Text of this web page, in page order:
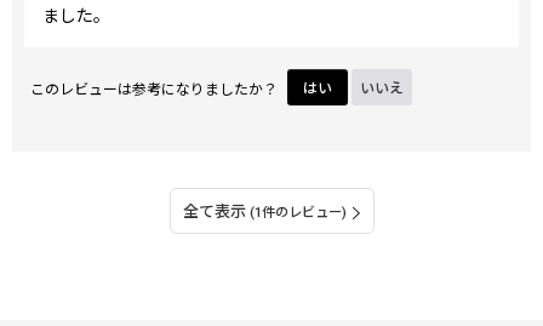
ました。
このレビューは参考になりましたか？ はい いいえ
全て表示 (1件のレビュー)